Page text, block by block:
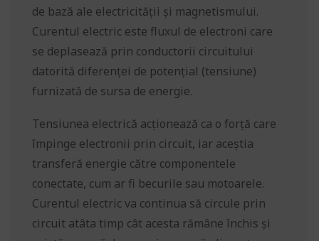
de bază ale electricității și magnetismului.
Curentul electric este fluxul de electroni care
se deplasează prin conductorii circuitului
datorită diferenței de potențial (tensiune)
furnizată de sursa de energie.
Tensiunea electrică acționează ca o forță care
împinge electronii prin circuit, iar aceștia
transferă energie către componentele
conectate, cum ar fi becurile sau motoarele.
Curentul electric va continua să circule prin
circuit atâta timp cât acesta rămâne închis și